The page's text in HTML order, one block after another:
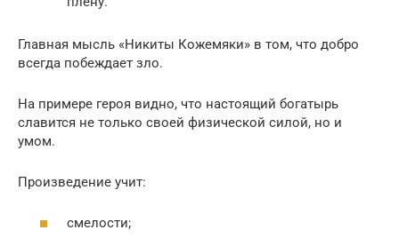
Главная мысль «Никиты Кожемяки» в том, что добро
всегда побеждает зло.
На примере героя видно, что настоящий богатырь
славится не только своей физической силой, но и
умом.
Произведение учит:
смелости;